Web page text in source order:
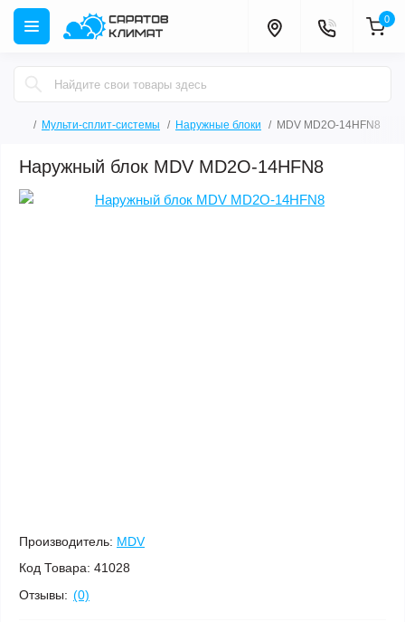
0
Мульти-сплит-системы Наружные блоки MDV MD2O-14HFN8
Наружный блок MDV MD2O-14HFN8
Производитель: MDV
Код Товара: 41028
Отзывы: (0)